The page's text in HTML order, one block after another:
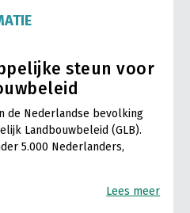
steun voor
de Nederlandse bevolking
Landbouwbeleid (GLB).
5.000 Nederlanders,
Lees meer